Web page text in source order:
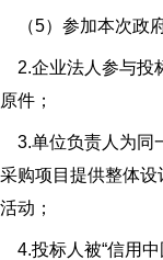
5）参加本次政府
企业法人参与投标
件；
单位负责人为同一
购项目提供整体
动；
投标人被“信用中